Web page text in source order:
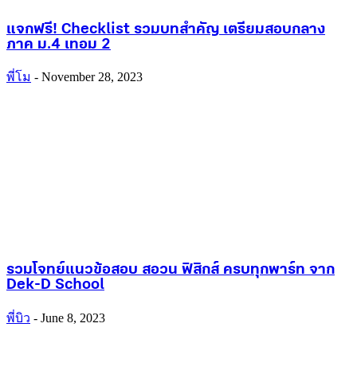
แจกฟรี! Checklist รวมบทสำคัญ เตรียมสอบกลาง
ภาค ม.4 เทอม 2
พี่โม - November 28, 2023
รวมโจทย์แนวข้อสอบ สอวน ฟิสิกส์ ครบทุกพาร์ท จาก
Dek-D School
พี่บิว - June 8, 2023